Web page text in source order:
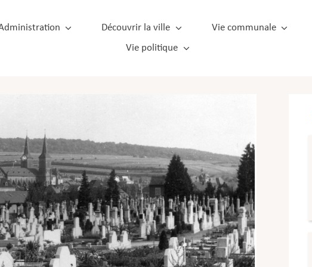
Découvrir la ville
Vie communale
Vie politique